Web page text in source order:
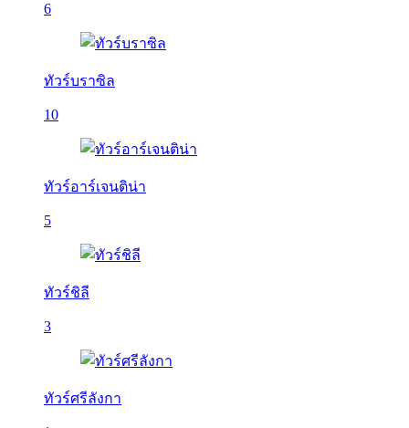
6
ทัวร์บราซิล
10
ทัวร์อาร์เจนติน่า
5
ทัวร์ชิลี
3
ทัวร์ศรีลังกา